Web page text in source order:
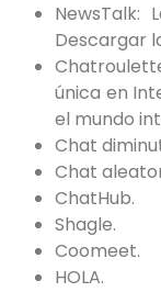
NewsTalk:
Descargar
única en
el mundo
Chat
Chat
ChatHub.
Shagle.
Coomeet.
HOLA.